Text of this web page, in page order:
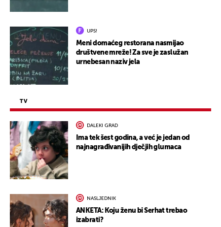
UPS!
Meni domaćeg restorana nasmijao
društvene mreže! Za sve je zaslužan
urnebesan naziv jela
TV
DALEKI GRAD
Ima tek šest godina, a već je jedan od
najnagrađivanijih dječjih glumaca
NASLJEDNIK
ANKETA: Koju ženu bi Serhat trebao
izabrati?